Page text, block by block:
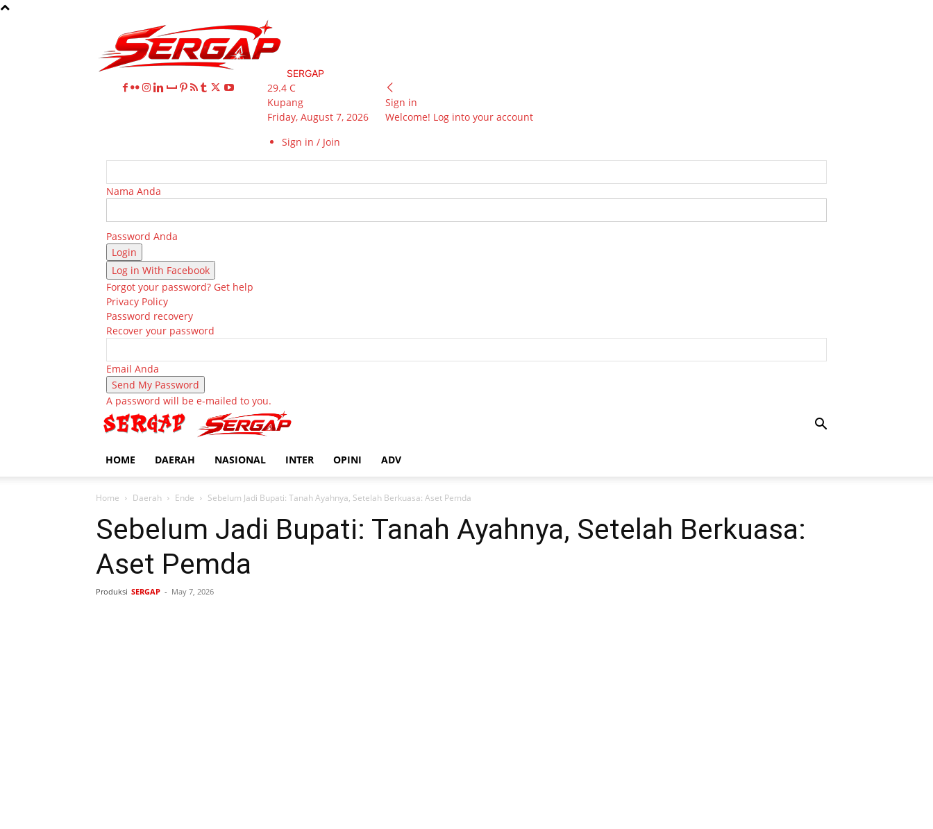
SERGAP
29.4 C
Kupang
Friday, August 7, 2026
Sign in / Join
Sign in
Welcome! Log into your account
Nama Anda
Password Anda
Log in With Facebook
Forgot your password? Get help
Privacy Policy
Password recovery
Recover your password
Email Anda
A password will be e-mailed to you.
HOME DAERAH NASIONAL INTER OPINI ADV
Home Daerah Ende Sebelum Jadi Bupati: Tanah Ayahnya, Setelah Berkuasa: Aset Pemda
Sebelum Jadi Bupati: Tanah Ayahnya, Setelah Berkuasa:
Aset Pemda
Produksi SERGAP - May 7, 2026